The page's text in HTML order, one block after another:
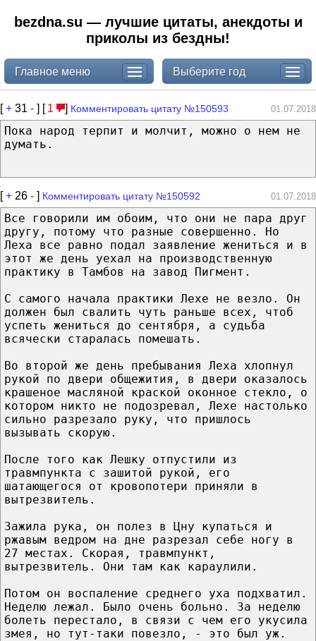
bezdna.su — лучшие цитаты, анекдоты и
приколы из бездны!
Главное меню Выберите год
[+ 31 - ] [ 1 ] Комментировать цитату №150593 01.07.2018
Пока народ терпит и молчит, можно о нем не
думать.
[+ 26 - ] Комментировать цитату №150592 01.07.2018
Все говорили им обоим, что они не пара друг
другу, потому что разные совершенно. Но
Леха все равно подал заявление жениться и в
этот же день уехал на производственную
практику в Тамбов на завод Пигмент.
С самого начала практики Лехе не везло. Он
должен был свалить чуть раньше всех, чтоб
успеть жениться до сентября, а судьба
всячески старалась помешать.
Во второй же день пребывания Леха хлопнул
рукой по двери общежития, в двери оказалось
крашеное масляной краской оконное стекло, о
котором никто не подозревал, Лехе настолько
сильно разрезало руку, что пришлось
вызывать скорую.
После того как Лешку отпустили из
травмпункта с зашитой рукой, его
шатающегося от кровопотери приняли в
вытрезвитель.
Зажила рука, он полез в Цну купаться и
ржавым ведром на дне разрезал себе ногу в
27 местах. Скорая, травмпункт,
вытрезвитель. Они там как караулили.
Потом он воспаление среднего уха подхватил.
Неделю лежал. Было очень больно. За неделю
болеть перестало, в связи с чем его укусила
змея, но тут-таки повезло, - это был уж.